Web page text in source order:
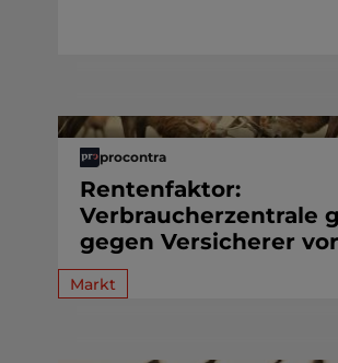
procontra
Rentenfaktor:
Verbraucherzentrale
gegen Versicherer vor
Markt